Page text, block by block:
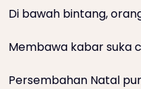
Di bawah bintang,
Membawa kabar suka
Persembahan Natal